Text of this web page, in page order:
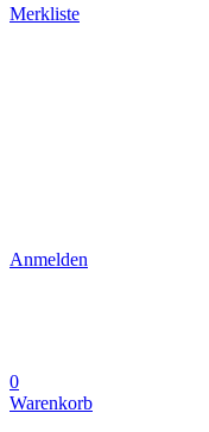
Merkliste
Anmelden
0
Warenkorb